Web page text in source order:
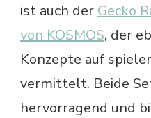
ist auch der Gecko
von KOSMOS, der
Konzepte auf
vermittelt. Beide
hervorragend und